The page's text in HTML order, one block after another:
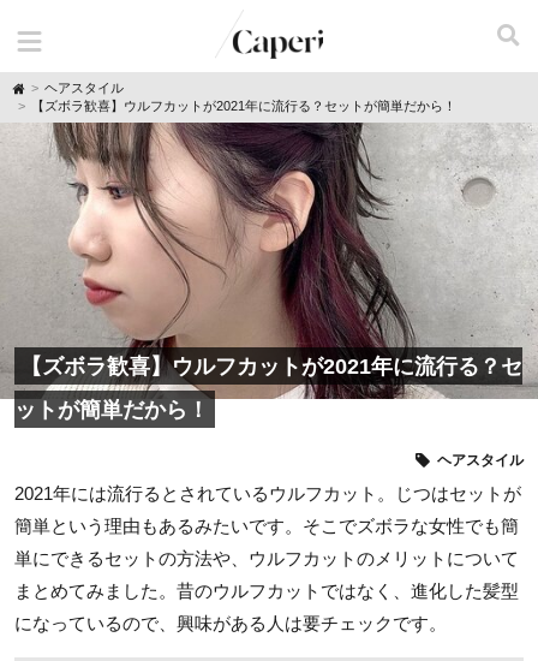
H
o
m
ヘアスタイル
【ズボラ歓喜】ウルフカットが2021年に流行る？セットが簡単だから！
【ズボラ歓喜】ウルフカットが2021年に流行る？セ
ットが簡単だから！
ヘアスタイル
2021年には流行るとされているウルフカット。じつはセットが
簡単という理由もあるみたいです。そこでズボラな女性でも簡
単にできるセットの方法や、ウルフカットのメリットについて
まとめてみました。昔のウルフカットではなく、進化した髪型
になっているので、興味がある人は要チェックです。